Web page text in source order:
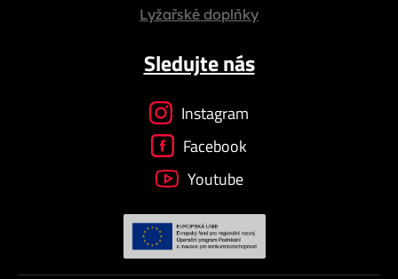
Lyžařské doplňky
Sledujte nás
Instagram
Facebook
Youtube